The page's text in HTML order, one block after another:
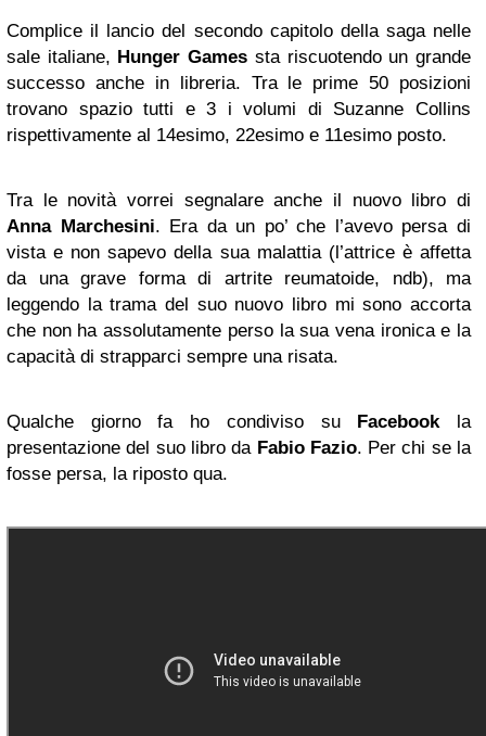
Complice il lancio del secondo capitolo della saga nelle
sale italiane, Hunger Games sta riscuotendo un grande
successo anche in libreria. Tra le prime 50 posizioni
trovano spazio tutti e 3 i volumi di Suzanne Collins
rispettivamente al 14esimo, 22esimo e 11esimo posto.
Tra le novità vorrei segnalare anche il nuovo libro di
Anna Marchesini. Era da un po’ che l’avevo persa di
vista e non sapevo della sua malattia (l’attrice è affetta
da una grave forma di artrite reumatoide, ndb), ma
leggendo la trama del suo nuovo libro mi sono accorta
che non ha assolutamente perso la sua vena ironica e la
capacità di strapparci sempre una risata.
Qualche giorno fa ho condiviso su Facebookla
presentazione del suo libro da Fabio Fazio. Per chi se la
fosse persa, la riposto qua.